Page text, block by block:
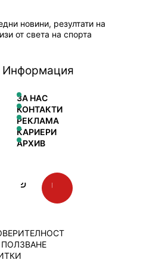
новини, резултати на
от света на спорта
Информация
ЗА НАС
КОНТАКТИ
РЕКЛАМА
КАРИЕРИ
АРХИВ